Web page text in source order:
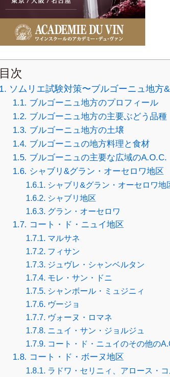
目次
ソムリエ試験対策〜ブルゴーニュ地方
ブルゴーニュ地方のプロフィール
ブルゴーニュ地方の主要ぶどう品種
ブルゴーニュ地方の土壌
ブルゴーニュの地方料理と食材
ブルゴーニュの主要な広域のA.O.C.
シャブリ&グラン・オーセロワ地区
シャブリ&グラン・オーセロワ地
シャブリ地区
グラン・オーセロワ
コート・ド・ニュイ地区
マルサネ
フィサン
ジュヴレ・シャンベルタン
モレ・サン・ドニ
シャンボール・ミュジニィ
ヴージョ
ヴォーヌ・ロマネ
ニュイ・サン・ジョルジュ
コート・ド・ニュイのその他の
コート・ド・ボーヌ地区
ラドワ・セリニィ、アロース・